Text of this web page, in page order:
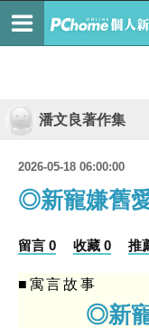
潘文良著作集
2026-05-18 06:00:00
◎新寵嫌舊
留言 0 收藏 0 推
■寓言故事
◎新寵